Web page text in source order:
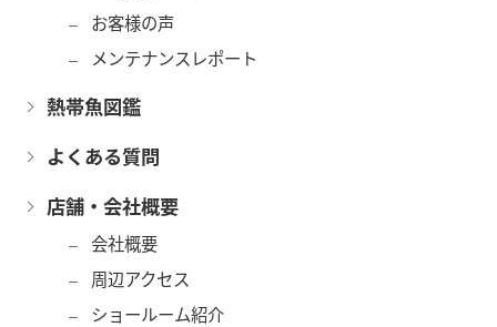
お客様の声
メンテナンスレポート
熱帯魚図鑑
よくある質問
店舗・会社概要
会社概要
周辺アクセス
ショールーム紹介